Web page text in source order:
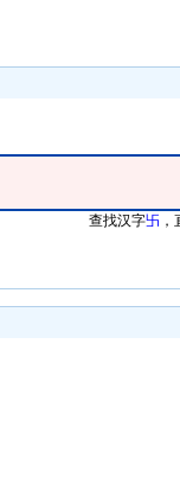
查找汉字卐